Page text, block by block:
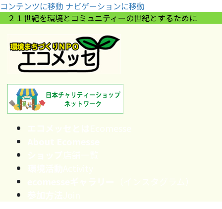
コンテンツに移動 ナビゲーションに移動
２１世紀を環境とコミュニティーの世紀とするために